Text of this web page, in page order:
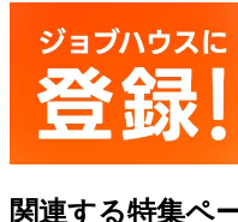
関連する特集ペ